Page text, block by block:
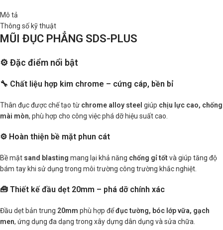
Mô tả
Thông số kỹ thuật
MŨI ĐỤC PHẲNG SDS-PLUS
⚙️ Đặc điểm nổi bật
🔧 Chất liệu hợp kim chrome – cứng cáp, bền bỉ
Thân đục được chế tạo từ chrome alloy steel giúp chịu lực cao, chống
mài mòn, phù hợp cho công việc phá dỡ hiệu suất cao.
⚙️ Hoàn thiện bề mặt phun cát
Bề mặt sand blasting mang lại khả năng chống gỉ tốt và giúp tăng độ
bám tay khi sử dụng trong môi trường công trường khắc nghiệt.
🧰 Thiết kế đầu dẹt 20mm – phá dỡ chính xác
Đầu dẹt bản trung 20mm phù hợp đểđục tường, bóc lớp vữa, gạch
men, ứng dụng đa dạng trong xây dựng dân dụng và sửa chữa.